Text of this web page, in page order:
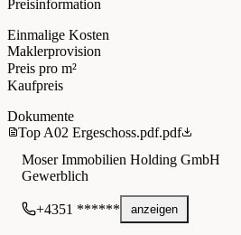
Preisinformation
Einmalige Kosten
Maklerprovision
Preis pro m²
Kaufpreis
Dokumente
Top A02 Ergeschoss.pdf.pdf
Moser Immobilien Holding GmbH
Gewerblich
+4351 ****** anzeigen